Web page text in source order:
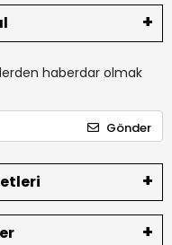
haberdar olmak
Gönder